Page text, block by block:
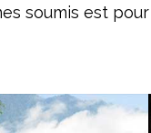
soumis est